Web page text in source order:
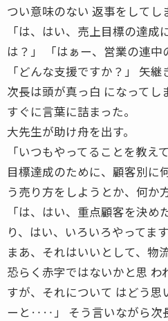
つい意味のない 返事をしてし
「は、はい、売上目標の達
は？」 「はぁー、営業の連
「どんな支援ですか？」 矢継
次長は頭が真っ白 になってし
すぐに言葉に詰まった。
大先生が助け舟を出す。
「いつもやってることを教え
目標達成のために、顧客別に
う売り方をしようとか、何か
「は、はい、重点顧客を決め
り、はい、いろいろやってま
まあ、それはいいとして、物
恐らく赤字ではないかと思 わ
すが、それについて はどう思
ーと‥‥」 そう言いながら次